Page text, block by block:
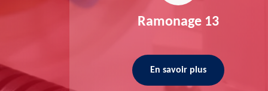
13 Ramonage 13
En savoir plus